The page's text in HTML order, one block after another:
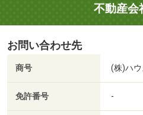
西戸崎郵便局まで925m不動産会
お問い合わせ先
商号 (株)ハ
免許番号 -